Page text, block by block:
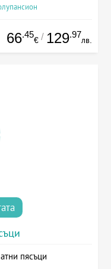
66.45
€ / 129.97
лв.
пясъци